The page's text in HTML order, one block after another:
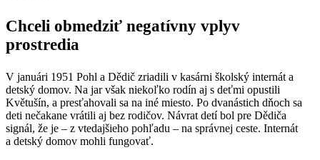
Chceli obmedziť negatívny vplyv
prostredia
V januári 1951 Pohl a Dědič zriadili v kasárni školský internát a
detský domov. Na jar však niekoľko rodín aj s deťmi opustili
Květušín, a presťahovali sa na iné miesto. Po dvanástich dňoch sa
deti nečakane vrátili aj bez rodičov. Návrat detí bol pre Dědiča
signál, že je – z vtedajšieho pohľadu – na správnej ceste. Internát
a detský domov mohli fungovať.